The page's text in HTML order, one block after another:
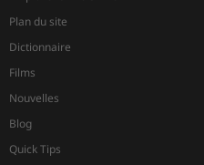
Plan du site
Dictionnaire
Films
Nouvelles
Blog
Quick Tips